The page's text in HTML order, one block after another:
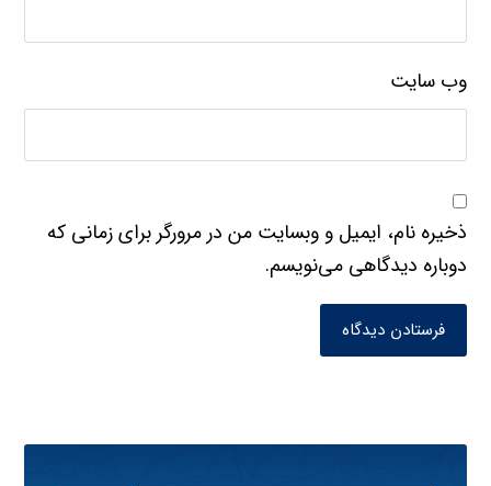
وب‌ سایت
ذخیره نام، ایمیل و وبسایت من در مرورگر برای زمانی که
دوباره دیدگاهی می‌نویسم.
فرستادن دیدگاه